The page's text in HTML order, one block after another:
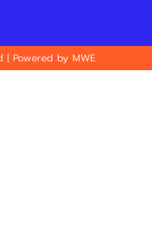
| Powered by MWE